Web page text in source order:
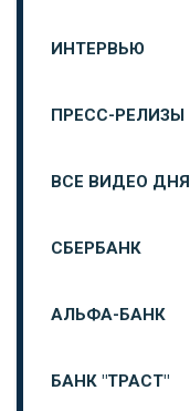
ИНТЕРВЬЮ
ПРЕСС-РЕЛИЗЫ
ВСЕ ВИДЕО ДНЯ
СБЕРБАНК
АЛЬФА-БАНК
БАНК "ТРАСТ"